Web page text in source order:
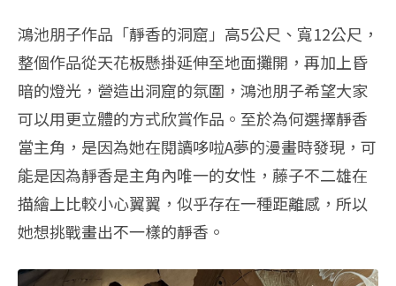
鴻池朋子作品「靜香的洞窟」高5公尺、寬12公尺，
整個作品從天花板懸掛延伸至地面攤開，再加上昏
暗的燈光， 營造出洞窟的氛圍， 鴻池朋子希望大家
可以用更立體的方式欣賞作品。 至於為何選擇靜香
當主角，是因為她在閱讀哆啦A夢的漫畫時發現， 可
能是因為靜香是主角內唯一的女性， 藤子不二雄在
描繪上比較小心翼翼，似乎存在一種距離感， 所以
她想挑戰畫出不一樣的靜香。